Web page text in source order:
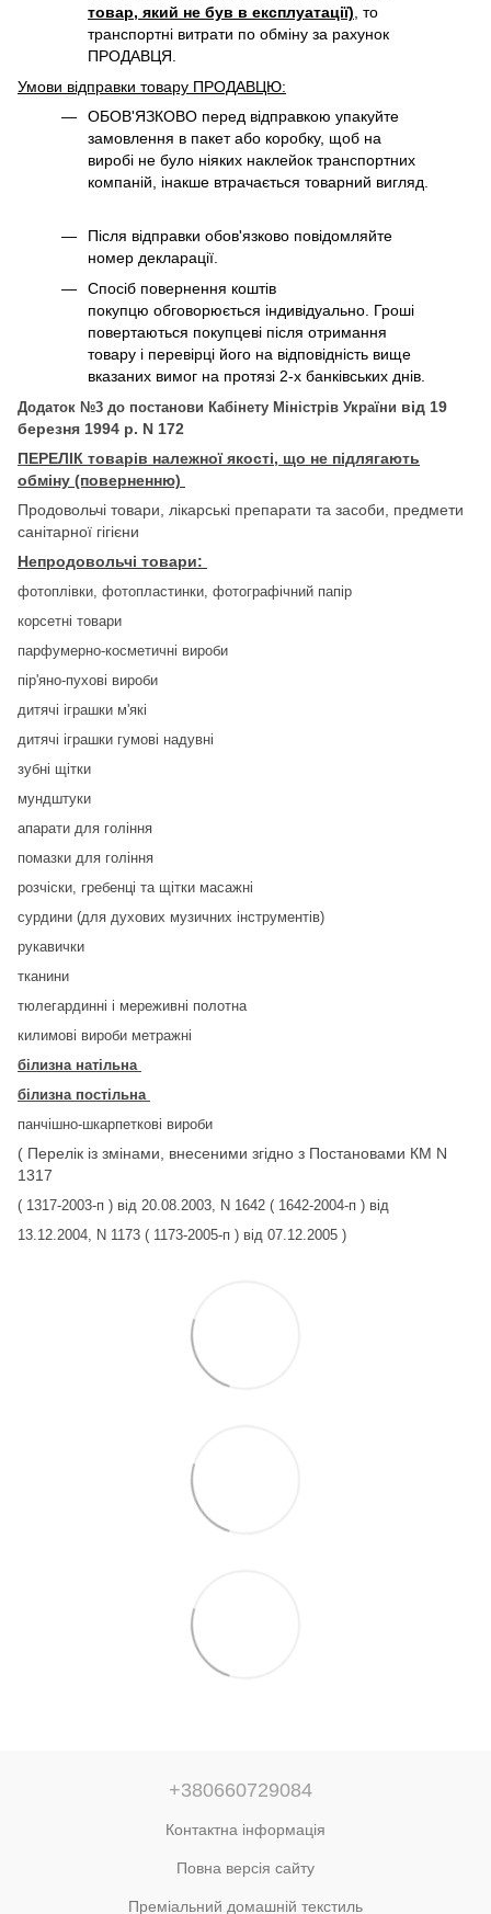
товар, який не був в експлуатації) , то
транспортні витрати по обміну за рахунок
ПРОДАВЦЯ. ​
Умови відправки товару ПРОДАВЦЮ:
ОБОВ'ЯЗКОВО перед відправкою упакуйте
замовлення в пакет або коробку, щоб на
виробі не було ніяких наклейок транспортних
компаній, інакше втрачається товарний вигляд.
Після відправки обов'язково повідомляйте
номер декларації.
Спосіб повернення коштів
покупцю обговорюється індивідуально. Гроші
повертаються покупцеві після отримання
товару і перевірці його на відповідність вище
вказаних вимог на протязі 2-х банківських днів.
Додаток №3 до постанови Кабінету Міністрів України від 19
березня 1994 р. N 172
ПЕРЕЛІК товарів належної якості, що не підлягають
обміну (поверненню)
Продовольчі товари, лікарські препарати та засоби, предмети
санітарної гігієни
Непродовольчі товари:
фотоплівки, фотопластинки, фотографічний папір
корсетні товари
парфумерно-косметичні вироби
пір'яно-пухові вироби
дитячі іграшки м'які
дитячі іграшки гумові надувні
зубні щітки
мундштуки
апарати для гоління
помазки для гоління
розчіски, гребенці та щітки масажні
сурдини (для духових музичних інструментів)
рукавички
тканини
тюлегардинні і мереживні полотна
килимові вироби метражні
білизна натільна
білизна постільна
панчішно-шкарпеткові вироби
( Перелік із змінами, внесеними згідно з Постановами КМ N
1317
( 1317-2003-п ) від 20.08.2003, N 1642 ( 1642-2004-п ) від
13.12.2004, N 1173 ( 1173-2005-п ) від 07.12.2005 )
+380660729084
Контактна інформація
Повна версія сайту
Преміальний домашній текстиль